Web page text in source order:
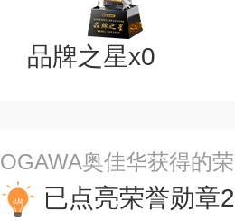
品牌之星x0
OGAWA奥佳华获得的
已点亮荣誉勋章